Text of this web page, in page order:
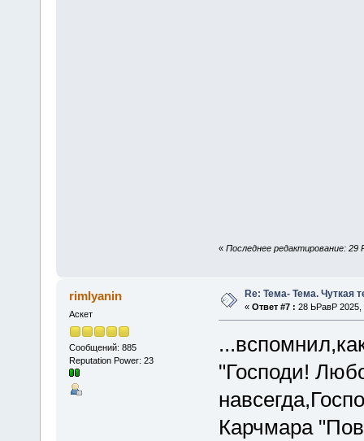
« Последнее редактирование: 29
rimlyanin
Аскет
Сообщений: 885
Reputation Power: 23
Re: Тема- Тема. Чуткая
« Ответ #7 : 28 ЬРавР 2025,
"Господи!
Карчмара